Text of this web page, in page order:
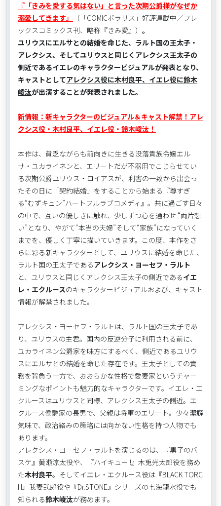
『「きみを愛する気はない」と言った次期公爵様がなぜか
溺愛してきます』
（「COMICポラリス」好評連載中／フレ
ックスコミックス刊、略称『きみ愛』） 。
ユリウスにエルサとの結婚を命じた、ラルト国の王太子・
アレクシス、そしてユリウスと同じくアレクシス王太子の
側近であるイエレのキャラクタービジュアルが発表となり、
キャストとしてアレクシス役に木村良平、イエレ役に鈴木
崚汰が出演することが発表されました。
新情報：新キャラクターのビジュアル＆キャスト解禁！アレ
クシス役・木村良平、イエレ役・鈴木崚汰！
本作は、貧乏ながらも前向きに生きる没落貴族令嬢エル
サ・ユカライネンと、エリートだが不器用でこじらせてい
る次期公爵ユリウス・ロイアスが、利害の一致から出会っ
たその日に「契約結婚」をすることから始まる『尊すぎ
る“むずキュン”ハートフルラブコメディ』。共に過ごす日々
の中で、互いの優しさに触れ、少しずつ心を通わせ “両片想
い”となり、やがて“本当の夫婦”そして“家族”になっていく
までを、優しく丁寧に描いていきます。この度、本作をさ
らに彩る新キャラクターとして、ユリウスに結婚を命じた、
ラルト国の王太子であるアレクシス・ヨーセフ・ラルト
と、ユリウスと同じくアレクシス王太子の側近であるイエ
レ・エクルースのキャラクタービジュアルおよび、キャスト
情報が解禁されました。
アレクシス・ヨーセフ・ラルトは、ラルト国の王太子であ
り、ユリウスの主君。国内の反逆分子に利用される前に、
ユカライネン公爵家を味方にするべく、側近であるユリウ
スにエルサとの結婚を命じた存在です。王太子としての責
務を背負う一方で、おおらかな性格で愛妻家というチャー
ミングなポイントも魅力的なキャラクターです。イエレ・エ
クルースはユリウスと同様、アレクシス王太子の側近。エ
クルース侯爵家の長男で、父親は将軍のエリート。少々潔癖
気味で、政治絡みの策略には向かない性格を持つ人物でも
あります。
アレクシス・ヨーセフ・ラルトを演じるのは、『黒子のバ
スケ』黄瀬涼太役や、『ハイキュー!!』木兎光太郎役を務め
た木村良平。そしてイエレ・エクルース役は『BLACK TORC
H』我妻弐郎役や『Dr.STONE』シリーズの七海龍水役でも
知られる鈴木崚汰が務めます。